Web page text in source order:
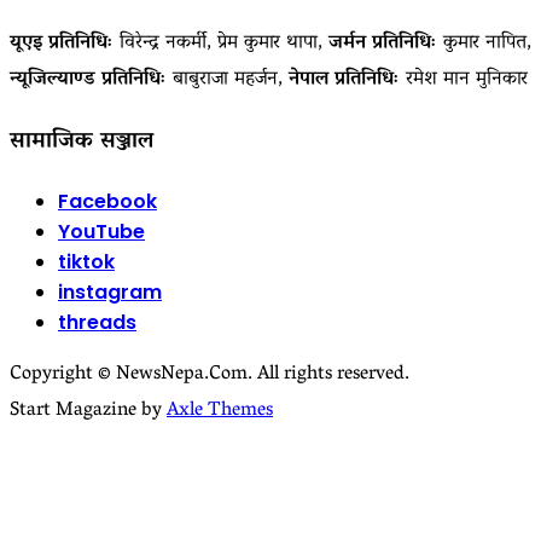
यूएइ प्रतिनिधिः विरेन्द्र नकर्मी, प्रेम कुमार थापा,जर्मन प्रतिनिधिः कुमार नापित,
न्यूजिल्याण्ड प्रतिनिधिः बाबुराजा महर्जन,नेपाल प्रतिनिधिः रमेश मान मुनिकार
सामाजिक सञ्जाल
Facebook
YouTube
tiktok
instagram
threads
Copyright © NewsNepa.Com. All rights reserved.
Start Magazine byAxle Themes